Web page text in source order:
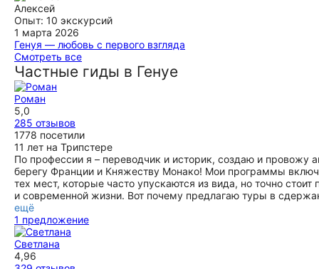
Спасибо Мирославе за доброту и отзывчивость. Мы
чудесно провели время!
ещё
и гастрономическую. это было невероятно!! от всей души
благодарим за экскурсию. кроме того, дала очень много
рекомендаций по посещению заведений, поездок по
окрестностям Генуи.
ещё
Алексей
Опыт: 10 экскурсий
1 марта 2026
Генуя — любовь с первого взгляда
Мирослава провела для нас великолепную пешую
экскурсию по Генуе! Это было не просто знакомство с
достопримечательностями, а настоящее погружение в
историю города и атмосферу Лигурии. Она очень
увлекательно рассказала о становлении Генуи как морской
республики, показала скрытые уголки старого города и
помогла увидеть то, что самостоятельно мы бы точно не
заметили. Особенно ценно было услышать её рассказы о
современной культурной жизни итальянцев, их привычках,
традициях и менталитете. Отдельный плюс — то, что её
муж итальянец. Благодаря этому взгляд на страну
получился особенно живым и глубоким, с интересными
деталями изнутри. Экскурсия прошла легко, динамично и с
отличным чувством юмора. Однозначно рекомендуем
Мирославу всем, кто хочет не просто «посмотреть», а по-
настоящему прочувствовать Геную. Спасибо за
вдохновение и прекрасный день! 🇮🇹✨
ещё
Смотреть все
Частные гиды в Генуе
Роман
5,0
285 отзывов
1778 посетили
11 лет на Трипстере
По профессии я – переводчик и историк, создаю и
берегу Франции и Княжеству Монако! Мои программы
тех мест, которые часто упускаются из вида, но точно
и современной жизни. Вот почему предлагаю туры в
ещё
1 предложение
Светлана
4,96